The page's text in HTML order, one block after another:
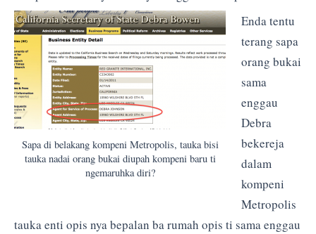
Sapa di belakang kompeni Metropolis, tauka bisi
tauka nadai orang bukai diupah kompeni baru ti
ngemaruhka diri?
Enda tentu
terang sapa
orang bukai
sama
enggau
Debra
bekereja
dalam
kompeni
Metropolis
tauka enti opis nya bepalan ba rumah opis ti sama enggau